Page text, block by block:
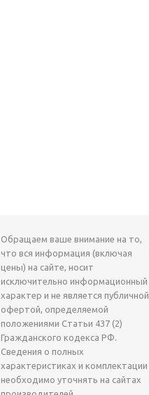
Обращаем ваше внимание на то,
что вся информация (включая
цены) на сайте, носит
исключительно информационный
характер и не является публичной
офертой, определяемой
положениями Статьи 437 (2)
Гражданского кодекса РФ.
Сведения о полных
характеристиках и комплектации
необходимо уточнять на сайтах